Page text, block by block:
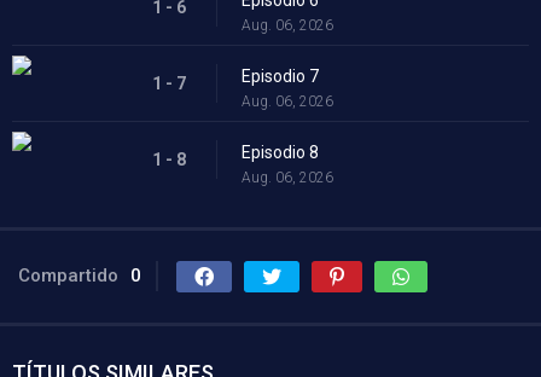
1 - 6
Aug. 06, 2026
1 - 7 Episodio 7
Aug. 06, 2026
1 - 8 Episodio 8
Aug. 06, 2026
Compartido 0